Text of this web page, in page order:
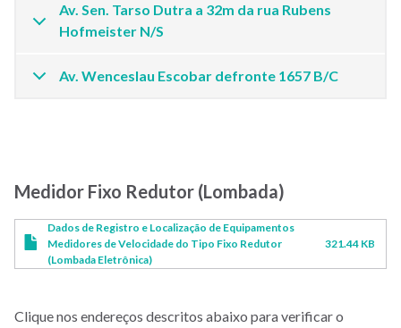
Av. Sen. Tarso Dutra a 32m da rua Rubens
Hofmeister N/S
Av. Wenceslau Escobar defronte 1657 B/C
Medidor Fixo Redutor (Lombada)
Dados de Registro e Localização de Equipamentos
Medidores de Velocidade do Tipo Fixo Redutor
(Lombada Eletrônica)
321.44 KB
Clique nos endereços descritos abaixo para verificar o